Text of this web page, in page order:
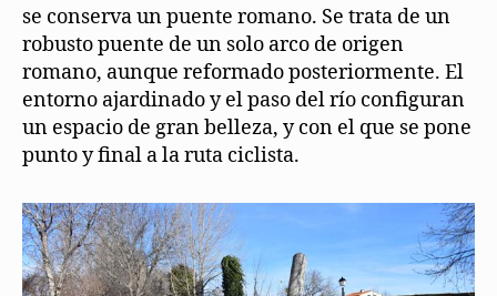
se conserva un puente romano. Se trata de un
robusto puente de un solo arco de origen
romano, aunque reformado posteriormente. El
entorno ajardinado y el paso del río configuran
un espacio de gran belleza, y con el que se pone
punto y final a la ruta ciclista.